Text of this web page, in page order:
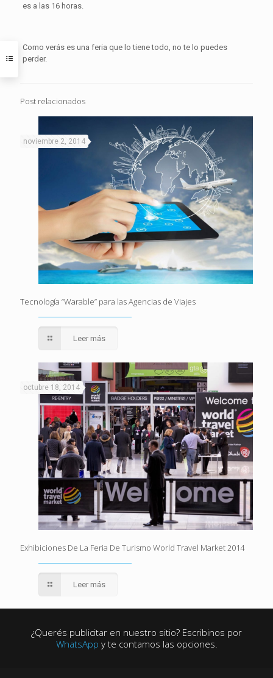
es a las 16 horas.
Como verás es una feria que lo tiene todo, no te lo puedes
perder.
Post relacionados
noviembre 2, 2014
Tecnología “Warable” para las Agencias de Viajes
Leer más
octubre 18, 2014
Exhibiciones De La Feria De Turismo World Travel Market 2014
Leer más
¿Querés publicitar en nuestro sitio? Escribinos por
WhatsApp y te contamos las opciones.